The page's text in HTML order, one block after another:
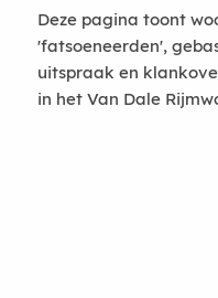
Deze pagina toont
'fatsoeneerden',
uitspraak en
in het Van Dale